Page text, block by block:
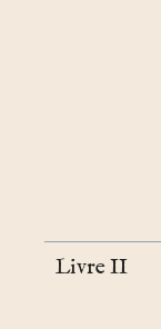
Livre II